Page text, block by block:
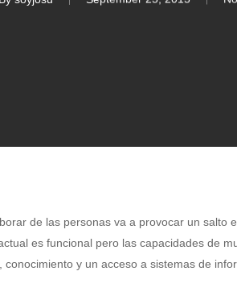
de las personas va a provocar un salto
es funcional pero las capacidades de
y un acceso a sistemas de